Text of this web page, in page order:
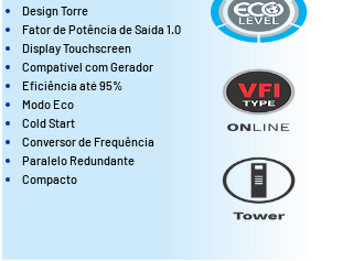
Design Torre
Fator de Potência de Saída 1.0
Display Touchscreen
Compatível com Gerador
Eficiência até 95%
Modo Eco
Cold Start
Conversor de Frequência
Paralelo Redundante
Compacto